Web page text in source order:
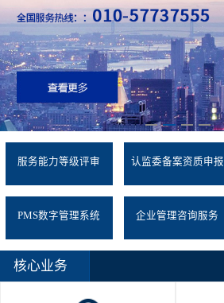
服务能力等级评审 认监委备案资质申报
PMS数字管理系统 企业管理咨询服务
核心业务